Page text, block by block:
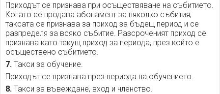
Приходът се признава при осъществяване на събитието.
Когато се продава абонамент за няколко събития,
таксата се признава за приход за бъдещ период и се
разпределя за всяко събитие. Разсроченият приход се
признава като текущ приход за периода, през който е
осъществено събитието.
7. Такси за обучение.
Приходът се признава през периода на обучението.
8. Такси за въвеждане, вход и членство.